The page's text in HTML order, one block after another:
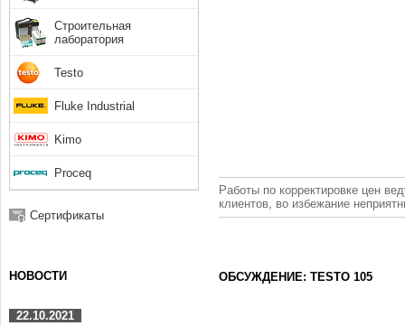
Работы по корректировке цен
клиентов, во избежание
ОБСУЖДЕНИЕ: TESTO 105
Строительная
лаборатория
Testo
Fluke Industrial
Kimo
Proceq
Сертификаты
НОВОСТИ
22.10.2021